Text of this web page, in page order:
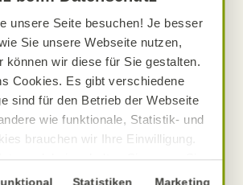
unsere Seite besuchen! Je besser
Sie unsere Webseite nutzen,
können wir diese für Sie gestalten.
Cookies. Es gibt verschiedene
sind für den Betrieb der Webseite
wie funktionale, Statistik- und
brauchen wir Ihre Einwilligung.
erhalten Sie, wenn Sie
anklicken. Ihre Einwilligung
Statistiken Marketing
Gewürzen der Marke Alnatura
Marken zum Beispiel
und Sonnentor wählen. Diese
nur eine große Auswahl an
auch viele unterschiedliche
können Sie in Ihrem Alnatura
verträgliche Reiniger